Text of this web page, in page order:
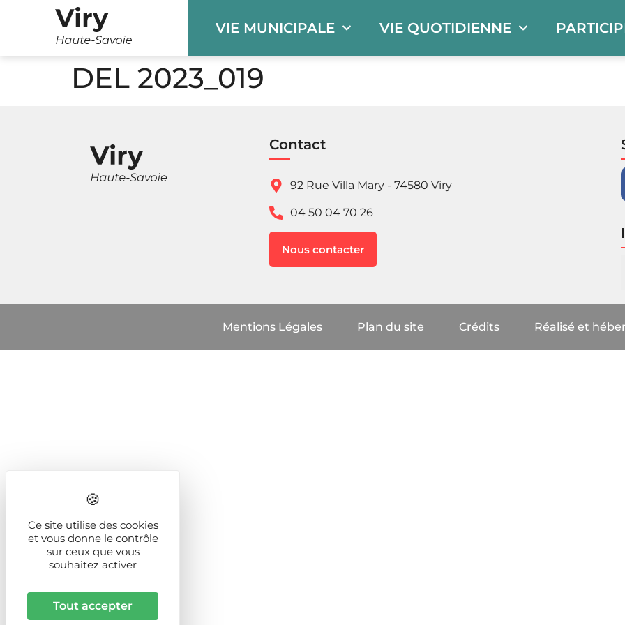
VIE MUNICIPALE VIE QUOTIDIENNE
DEL 2023_019
Contact
92 Rue Villa Mary - 74580 Viry
04 50 04 70 26
Nous contacter
Mentions Légales Plan du site Crédits Réalisé et
Panneau de gestion des cookies
Ce site utilise des cookies
et vous donne le contrôle
sur ceux que vous
souhaitez activer
Tout accepter